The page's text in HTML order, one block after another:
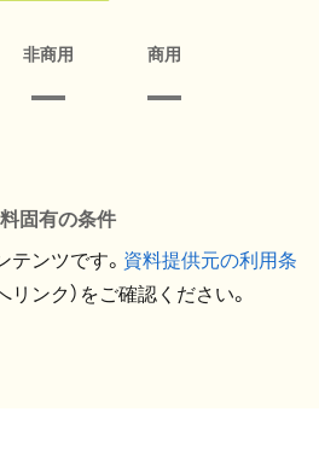
非商用 商用
固有の条件
ンツです。 資料提供元の利用条
リンク）をご確認ください。